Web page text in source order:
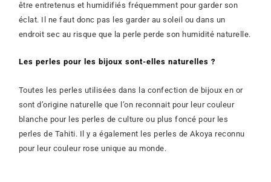
être entretenus et humidifiés fréquemment pour garder son
éclat. Il ne faut donc pas les garder au soleil ou dans un
endroit sec au risque que la perle perde son humidité naturelle.
Les perles pour les bijoux sont-elles naturelles ?
Toutes les perles utilisées dans la confection de bijoux en or
sont d’origine naturelle que l’on reconnait pour leur couleur
blanche pour les perles de culture ou plus foncé pour les
perles de Tahiti. Il y a également les perles de Akoya reconnu
pour leur couleur rose unique au monde.